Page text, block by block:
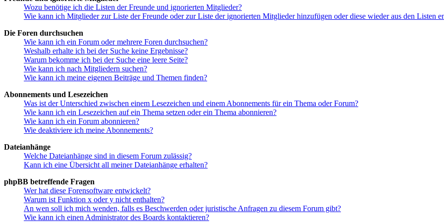
Wozu benötige ich die Listen der Freunde und ignorierten Mitglieder?
Wie kann ich Mitglieder zur Liste der Freunde oder zur Liste der ignorierten Mitglieder hinzufügen oder diese wieder aus den Listen
Die Foren durchsuchen
Wie kann ich ein Forum oder mehrere Foren durchsuchen?
Weshalb erhalte ich bei der Suche keine Ergebnisse?
Warum bekomme ich bei der Suche eine leere Seite?
Wie kann ich nach Mitgliedern suchen?
Wie kann ich meine eigenen Beiträge und Themen finden?
Abonnements und Lesezeichen
Was ist der Unterschied zwischen einem Lesezeichen und einem Abonnements für ein Thema oder Forum?
Wie kann ich ein Lesezeichen auf ein Thema setzen oder ein Thema abonnieren?
Wie kann ich ein Forum abonnieren?
Wie deaktiviere ich meine Abonnements?
Dateianhänge
Welche Dateianhänge sind in diesem Forum zulässig?
Kann ich eine Übersicht all meiner Dateianhänge erhalten?
phpBB betreffende Fragen
Wer hat diese Forensoftware entwickelt?
Warum ist Funktion x oder y nicht enthalten?
An wen soll ich mich wenden, falls es Beschwerden oder juristische Anfragen zu diesem Forum gibt?
Wie kann ich einen Administrator des Boards kontaktieren?